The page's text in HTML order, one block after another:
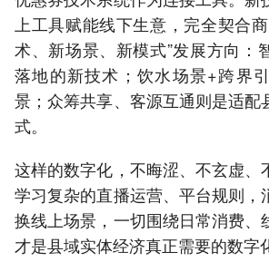
上工具赋能线下生意，完全契合
术、新场景、新模式”发展方向：
落地的新技术；饮水场景+跨界
景；众筹共享、客源互通则是适配
式。
这样的数字化，不晦涩、不玄虚、
学习复杂的直播运营、平台规则，
换线上场景，一切围绕日常消费、
才是县域实体经济真正需要的数字